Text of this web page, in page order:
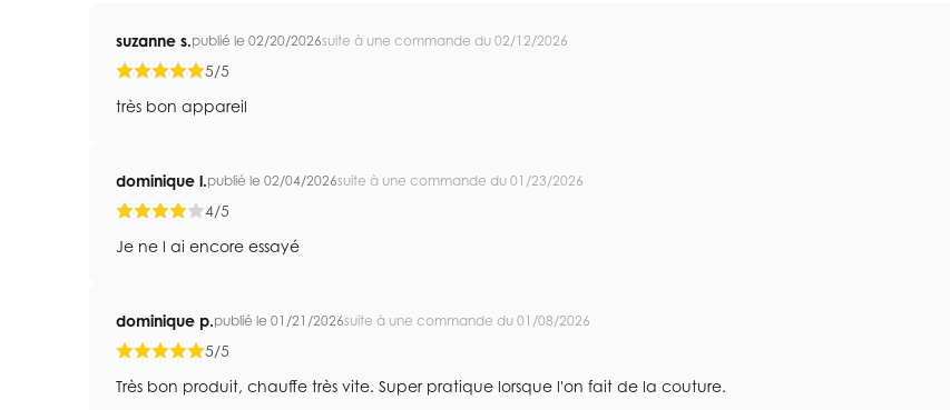
suzanne s.publié le 02/20/2026suite à une commande du 02/12/2026
5/5
très bon appareil
dominique l.publié le 02/04/2026suite à une commande du 01/23/2026
4/5
Je ne l ai encore essayé
dominique p.publié le 01/21/2026suite à une commande du 01/08/2026
5/5
Très bon produit, chauffe très vite. Super pratique lorsque l'on fait de la couture.